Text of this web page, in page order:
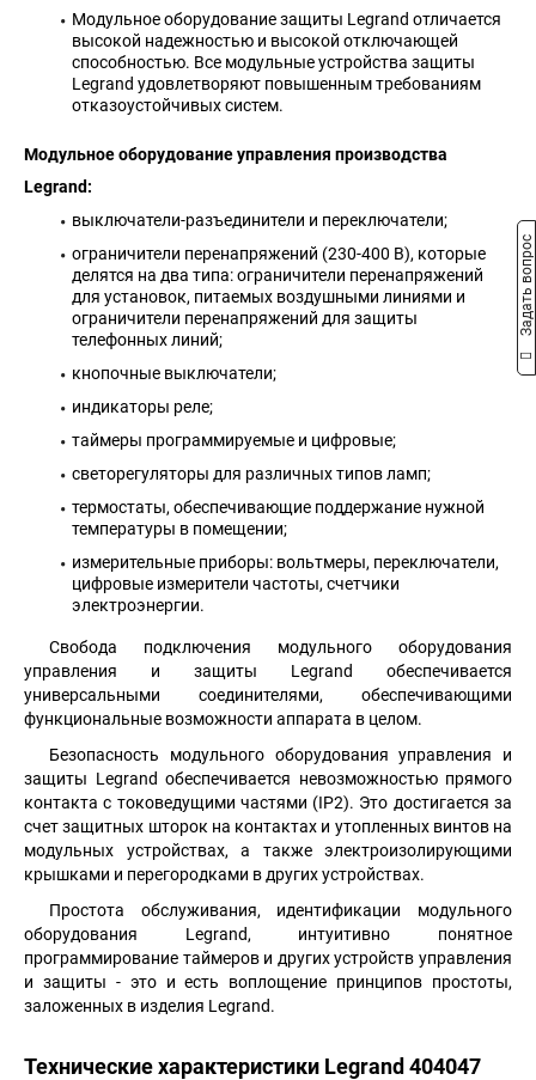
Модульное оборудование защиты Legrand отличается
высокой надежностью и высокой отключающей
способностью. Все модульные устройства защиты
Legrand удовлетворяют повышенным требованиям
отказоустойчивых систем.
Модульное оборудование управления производства
Legrand:
выключатели-разъединители и переключатели;
ограничители перенапряжений (230-400 В), которые
делятся на два типа: ограничители перенапряжений
для установок, питаемых воздушными линиями и
ограничители перенапряжений для защиты
телефонных линий;
кнопочные выключатели;
индикаторы реле;
таймеры программируемые и цифровые;
светорегуляторы для различных типов ламп;
термостаты, обеспечивающие поддержание нужной
температуры в помещении;
измерительные приборы: вольтмеры, переключатели,
цифровые измерители частоты, счетчики
электроэнергии.
Свобода подключения модульного оборудования
управления и защиты Legrand обеспечивается
универсальными соединителями, обеспечивающими
функциональные возможности аппарата в целом.
Безопасность модульного оборудования управления и
защиты Legrand обеспечивается невозможностью прямого
контакта с токоведущими частями (IP2). Это достигается за
счет защитных шторок на контактах и утопленных винтов на
модульных устройствах, а также электроизолирующими
крышками и перегородками в других устройствах.
Простота обслуживания, идентификации модульного
оборудования Legrand, интуитивно понятное
программирование таймеров и других устройств управления
и защиты - это и есть воплощение принципов простоты,
заложенных в изделия Legrand.
Технические характеристики Legrand 404047
Задать вопрос